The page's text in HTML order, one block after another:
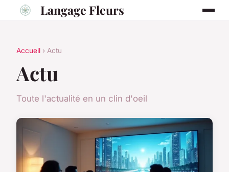
Langage Fleurs
Accueil › Actu
Actu
Toute l'actualité en un clin d'oeil